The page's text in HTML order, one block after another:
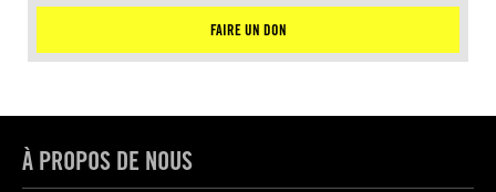
FAIRE UN DON
À PROPOS DE NOUS